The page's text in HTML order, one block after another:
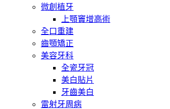
微創植牙
上顎竇增高術
全口重建
齒顎矯正
美容牙科
全瓷牙冠
美白貼片
牙齒美白
雷射牙周病